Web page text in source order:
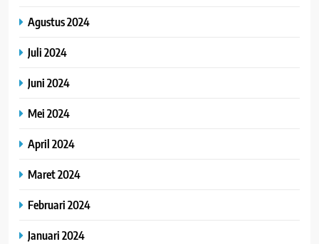
Agustus 2024
Juli 2024
Juni 2024
Mei 2024
April 2024
Maret 2024
Februari 2024
Januari 2024